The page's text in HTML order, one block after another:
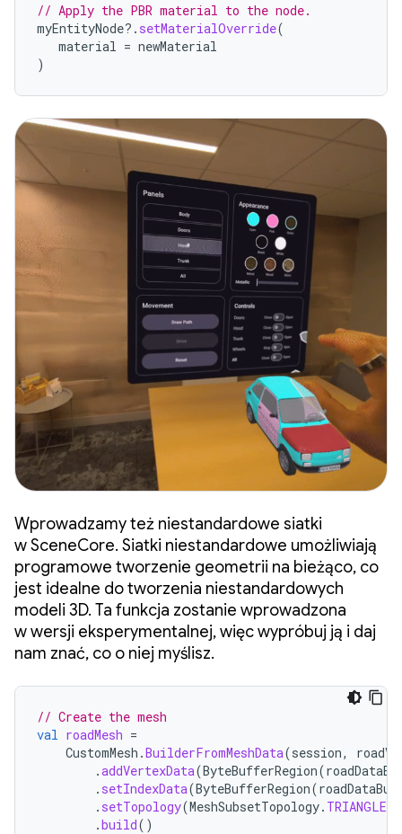
// Apply the PBR material to the node.
myEntityNode?. setMaterialOverride(
material = newMaterial
)
Wprowadzamy też niestandardowe siatki
w SceneCore. Siatki niestandardowe umożliwiają
programowe tworzenie geometrii na bieżąco, co
jest idealne do tworzenia niestandardowych
modeli 3D. Ta funkcja zostanie wprowadzona
w wersji eksperymentalnej, więc wypróbuj ją i daj
nam znać, co o niej myślisz.
// Create the mesh
val roadMesh =
CustomMesh .BuilderFromMeshData(session,
.addVertexData(ByteBufferRegion(
. setIndexData(ByteBufferRegion(
. setTopology(MeshSubsetTopology. TRIANGLES
.build()